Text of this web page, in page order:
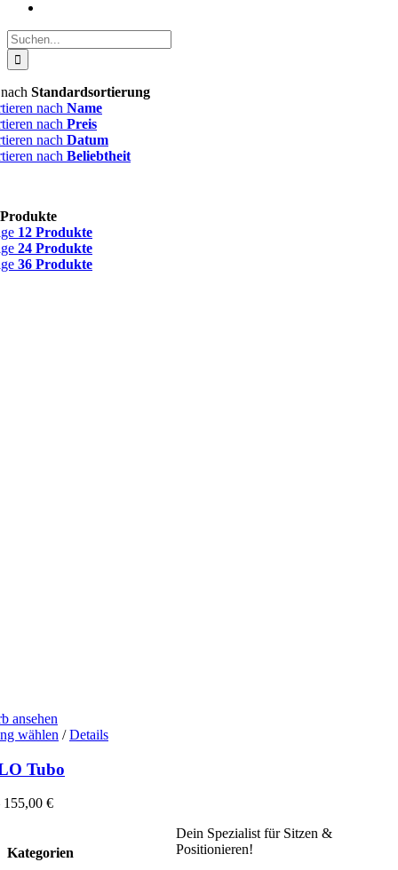
Suche
nach:
Standardsortierung
nach Name
nach Preis
nach Datum
nach Beliebtheit
12 Produkte
24 Produkte
36 Produkte
ansehen
wählen Dieses
weist
mehrere
können
/ Details
Tubo
155,00 €
Kategorien
Dein Spezialist für Sitzen &
Positionieren!